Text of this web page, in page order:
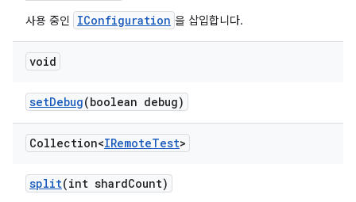
사용 중인 IConfiguration 을 삽입합니다.
void
setDebug(boolean debug)
Collection<IRemoteTest>
split(int shardCount)